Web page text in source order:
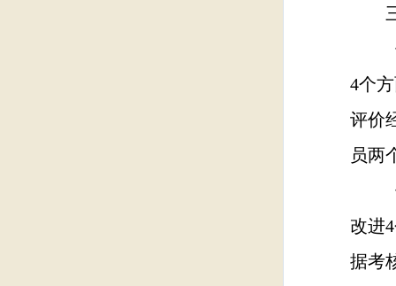
三
《
4个
评价
员两
《
改进
据考